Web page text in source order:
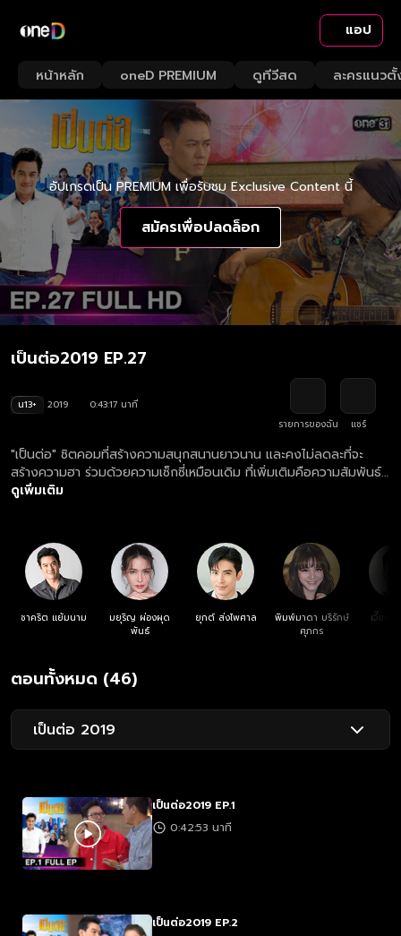
แอป
หน้าหลัก oneD PREMIUM ดูทีวีสด ละครแนวตั้
อัปเกรดเป็น PREMIUM เพื่อรับชม Exclusive Content นี้
สมัครเพื่อปลดล็อก
เป็นต่อ2019 EP.27
น13+ 2019
0:43:17 นาที
รายการของฉัน
แชร์
"เป็นต่อ" ซิตคอมที่สร้างความสนุกสนานยาวนาน และคงไม่ลดละที่จะ
สร้างความฮา ร่วมด้วยความเซ็กซี่เหมือนเดิม ที่เพิ่มเติมคือความสัมพันธ์ที่
ยุ่งเหยิง เมื่อพี่ยมมีลูก!!! ความสนุกสุดฮา ความป่วนของ ศักรินทร์-ศักริ
ดูเพิ่มเติม
ชาคริต แย้มนาม
มยุริญ ผ่องผุด
พันธ์
ยุกต์ ส่งไพศาล
พิมพ์มาดา บริรักษ์
ศุภกร
เจี๊ยบ
ตอนทั้งหมด (46)
เป็นต่อ 2019
เป็นต่อ2019 EP.1
0:42:53 นาที
เป็นต่อ2019 EP.2